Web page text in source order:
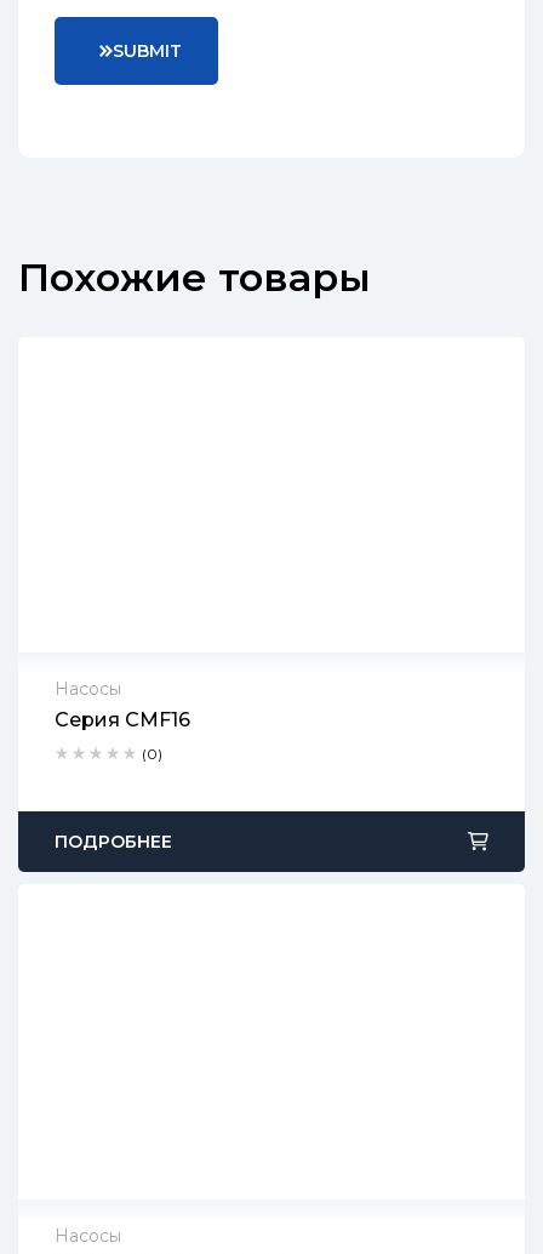
SUBMIT
Похожие товары
Насосы
Серия CMF16
(0)
2 года гарантии
Срок доставки: 1-2 рабочих дня
ПОДРОБНЕЕ
Насосы